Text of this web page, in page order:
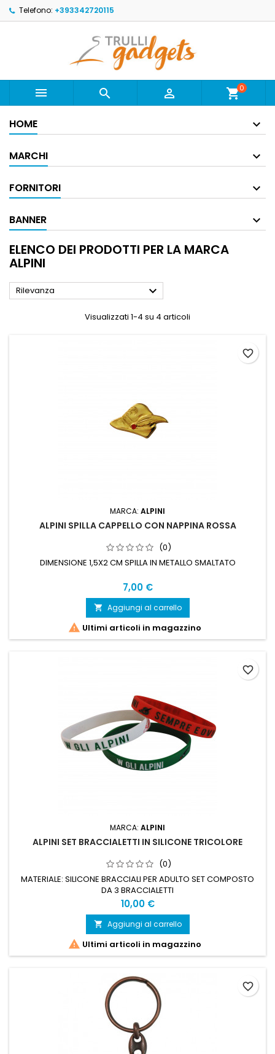
Telefono: +393342720115
   shopping_cart0
HOME
MARCHI
FORNITORI
BANNER
ELENCO DEI PRODOTTI PER LA MARCA
ALPINI
Rilevanza 
Visualizzati 1-4 su 4 articoli
MARCA: ALPINI
ALPINI SPILLA CAPPELLO CON NAPPINA ROSSA
(0)
DIMENSIONE 1,5X2 CM SPILLA IN METALLO SMALTATO
Prezzo
7,00 €
 Aggiungi al carrello
 Ultimi articoli in magazzino
favorite_border
MARCA: ALPINI
ALPINI SET BRACCIALETTI IN SILICONE TRICOLORE
(0)
MATERIALE: SILICONE BRACCIALI PER ADULTO SET COMPOSTO
DA 3 BRACCIALETTI
Prezzo
10,00 €
 Aggiungi al carrello
 Ultimi articoli in magazzino
favorite_border
favorite_border